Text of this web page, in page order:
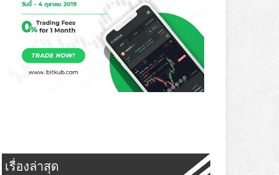
เรื่องล่าสุด